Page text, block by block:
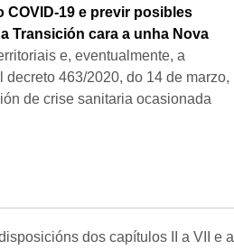
19 e previr posibles
Transición cara a unha Nova
e, eventualmente, a
463/2020, do 14 de marzo,
de crise sanitaria ocasionada
dos capítulos II a VII e a